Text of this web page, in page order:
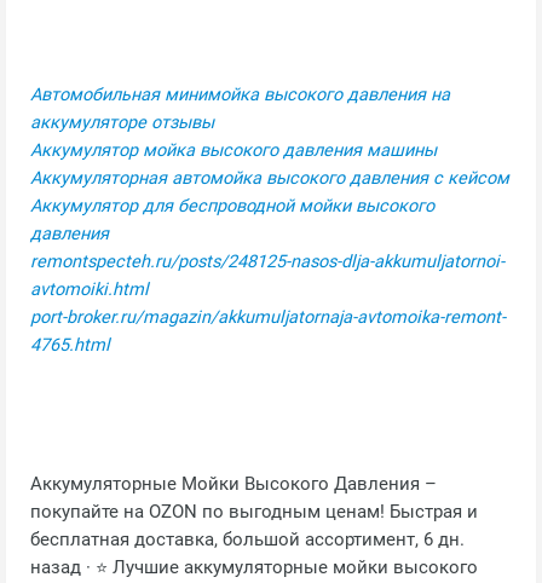
Автомобильная минимойка высокого давления на
аккумуляторе отзывы
Аккумулятор мойка высокого давления машины
Аккумуляторная автомойка высокого давления с кейсом
Аккумулятор для беспроводной мойки высокого
давления
remontspecteh.ru/posts/248125-nasos-dlja-akkumuljatornoi-
avtomoiki.html
port-broker.ru/magazin/akkumuljatornaja-avtomoika-remont-
4765.html
Аккумуляторные Мойки Высокого Давления –
покупайте на OZON по выгодным ценам! Быстрая и
бесплатная доставка, большой ассортимент, 6 дн.
назад · ⭐ Лучшие аккумуляторные мойки высокого